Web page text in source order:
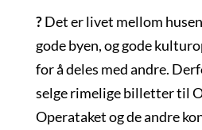
?Det er livet mellom
gode byen, og gode
for å deles med andre.
selge rimelige billetter til
Operataket og de andre